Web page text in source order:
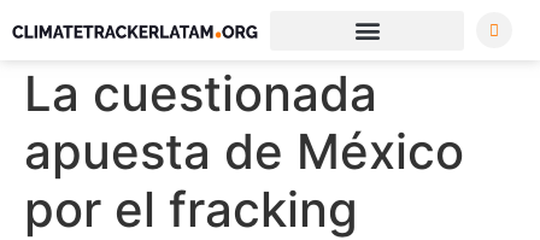
La cuestionada
apuesta de México
por el fracking